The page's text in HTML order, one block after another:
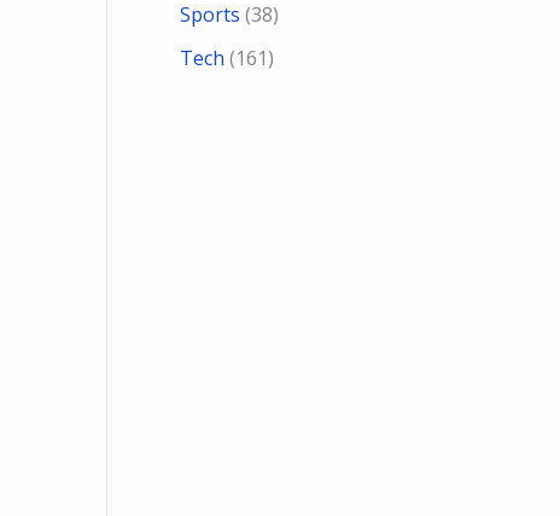
Sports (38)
Tech (161)